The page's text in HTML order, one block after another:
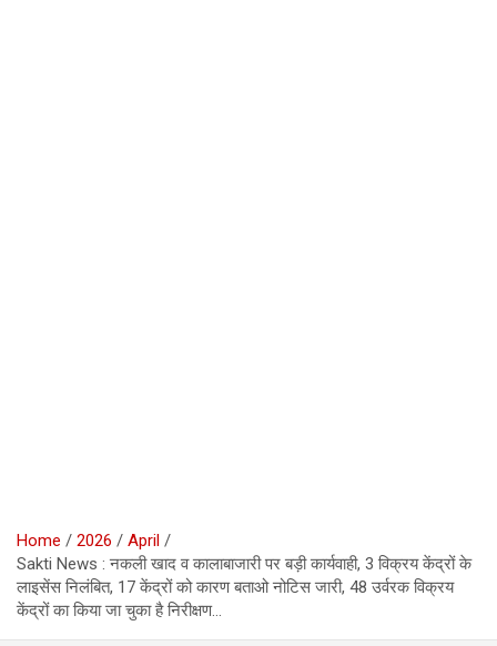
Home 2026
April
Sakti News : नकली खाद व कालाबाजारी पर बड़ी कार्यवाही, 3 विक्रय केंद्रों के
लाइसेंस निलंबित, 17 केंद्रों को कारण बताओ नोटिस जारी, 48 उर्वरक विक्रय
केंद्रों का किया जा चुका है निरीक्षण…